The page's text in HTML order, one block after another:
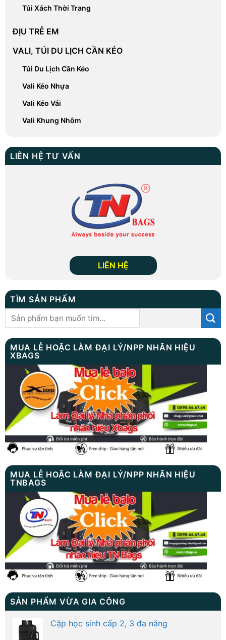
Túi Xách Thời Trang
ĐỊU TRẺ EM
VALI, TÚI DU LỊCH CẦN KÉO
Túi Du Lịch Cần Kéo
Vali Kéo Nhựa
Vali Kéo Vải
Vali Khung Nhôm
LIÊN HỆ TƯ VẤN
LIÊN HỆ
TÌM SẢN PHẨM
Tìm
kiếm:
MUA LẺ HOẶC LÀM ĐẠI LÝ/NPP NHÃN HIỆU
XBAGS
MUA LẺ HOẶC LÀM ĐẠI LÝ/NPP NHÃN HIỆU
TNBAGS
SẢN PHẨM VỪA GIA CÔNG
Cặp học sinh cấp 2, 3 đa năng